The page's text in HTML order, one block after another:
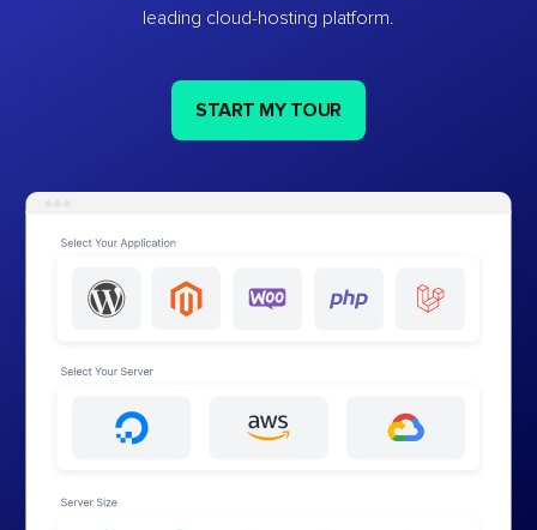
leading cloud-hosting platform.
START MY TOUR